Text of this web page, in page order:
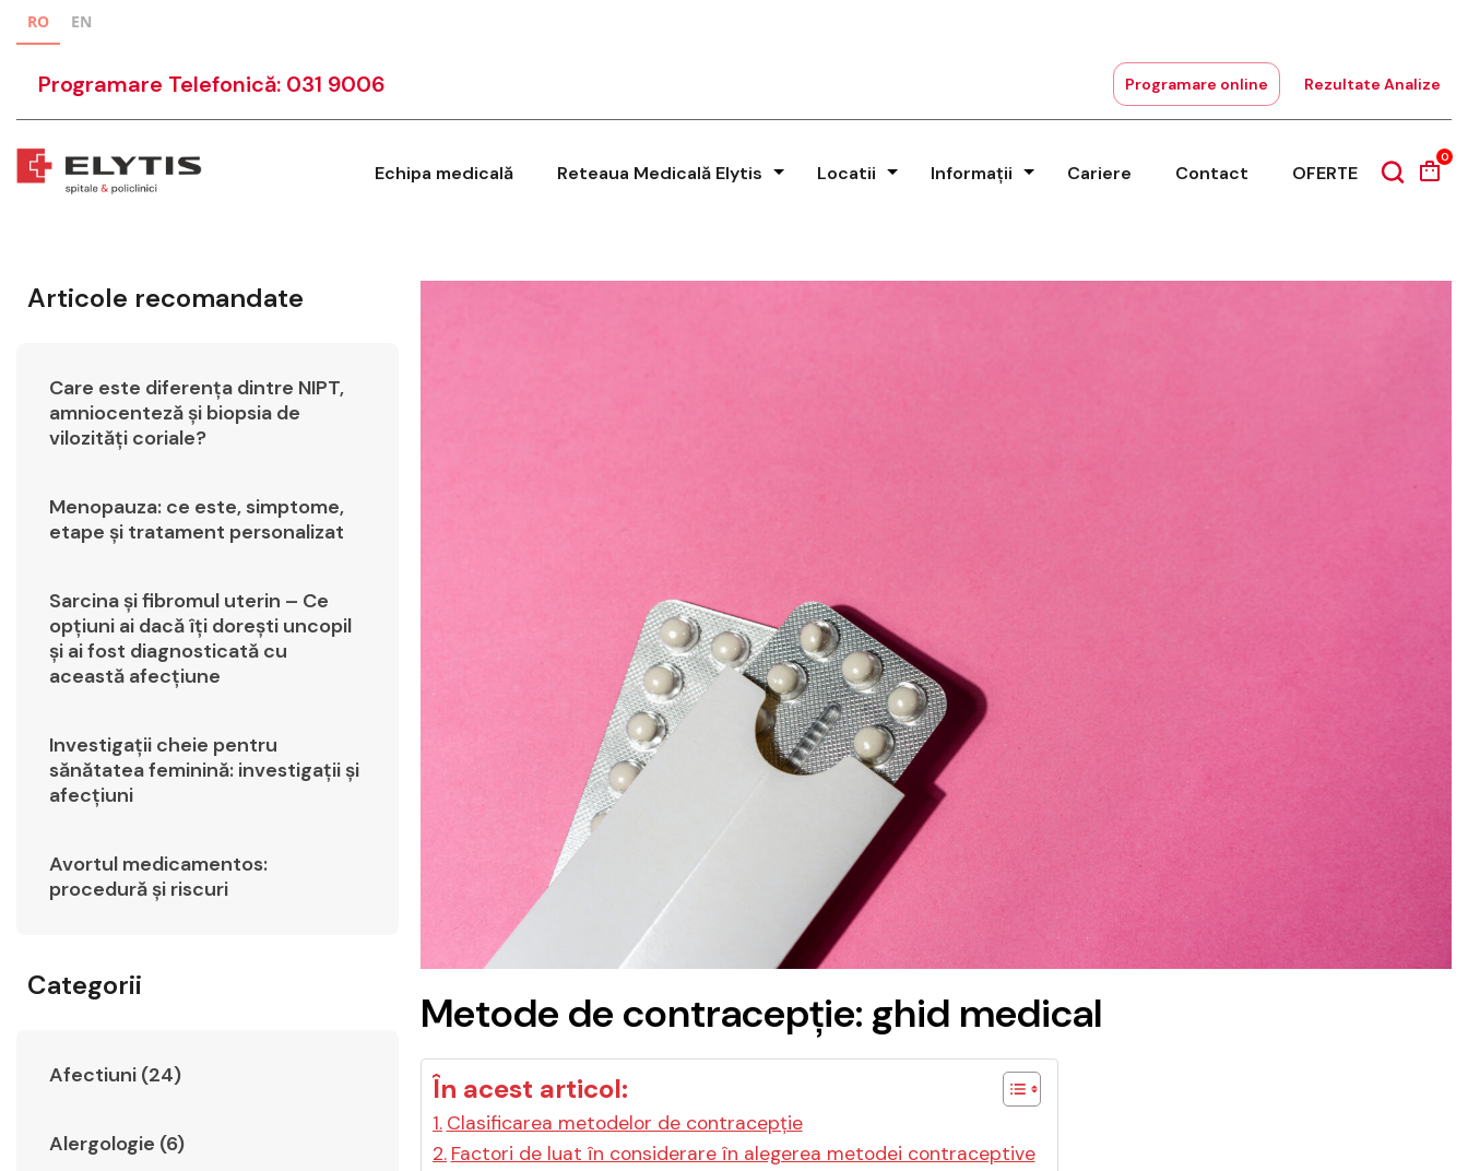
RO EN
Programare Telefonică: 031 9006 Programare online Rezultate Analize
Echipa medicală Reteaua Medicală Elytis Locatii Informații Cariere Contact OFERTE
0
Articole recomandate
Care este diferența dintre NIPT,
amniocenteză și biopsia de
vilozități coriale?
Menopauza: ce este, simptome,
etape și tratament personalizat
Sarcina și fibromul uterin – Ce
opțiuni ai dacă îți dorești uncopil
și ai fost diagnosticată cu
această afecțiune
Investigații cheie pentru
sănătatea feminină: investigații și
afecțiuni
Avortul medicamentos:
procedură și riscuri
Categorii
Afectiuni (24)
Alergologie (6)
Metode de contracepție: ghid medical
În acest articol:
Clasificarea metodelor de contracepție
Factori de luat în considerare în alegerea metodei contraceptive